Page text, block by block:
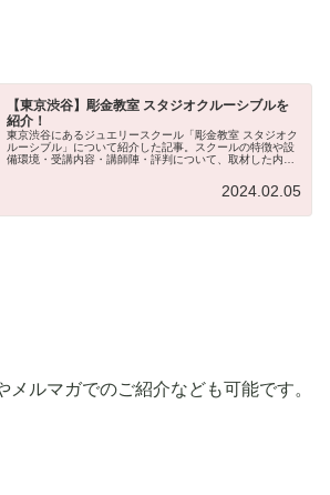
【東京渋谷】彫金教室 スタジオクルーシブルを
紹介！
東京渋谷にあるジュエリースクール「彫金教室 スタジオク
ルーシブル」について紹介した記事。スクールの特徴や設
備環境・受講内容・講師陣・評判について、取材した内容
作ノウハウや、東京のジュエリースクール・アクセサリー
彫金教室など、オンラインで情報発信している「ジュエリ
2024.02.05
メルマガでのご紹介なども可能です。